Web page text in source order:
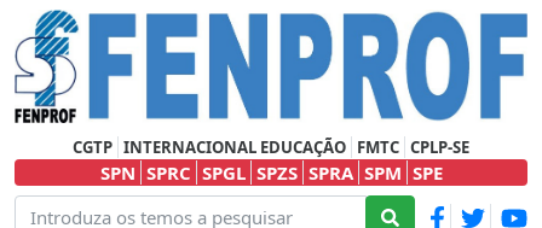
CGTP INTERNACIONAL EDUCAÇÃO FMTC CPLP-SE
SPN SPRC SPGL SPZS SPRA SPM SPE